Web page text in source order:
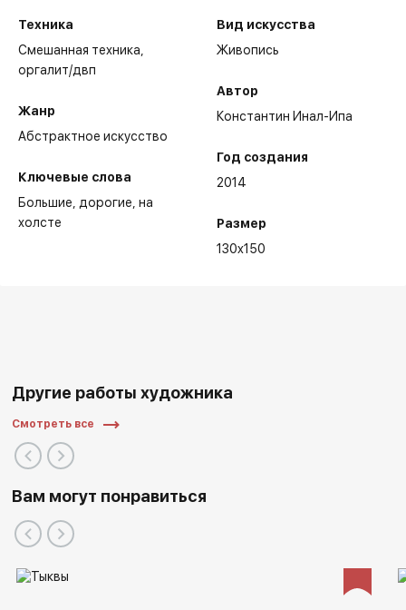
Техника
Смешанная техника,
оргалит/двп
Жанр
Абстрактное искусство
Ключевые слова
Большие дорогие на
холсте
Вид искусства
Живопись
Автор
Константин Инал-Ипа
Год создания
2014
Размер
130x150
Другие работы художника
Смотреть все
Вам могут понравиться